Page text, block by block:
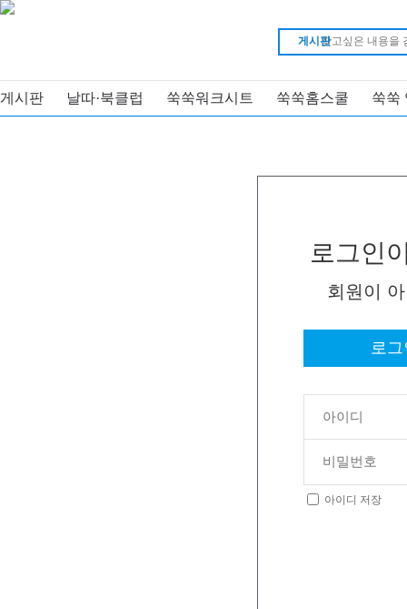
게시판
게시판 날따·북클럽 쑥쑥워크시트 쑥쑥홈스쿨 쑥쑥
로그인
회원이
로
아이디 저장